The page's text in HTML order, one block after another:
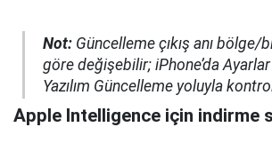
Not: Güncelleme çıkış anı bölge/
göre değişebilir; iPhone’da
Yazılım Güncelleme yoluyla
Apple Intelligence için indirme